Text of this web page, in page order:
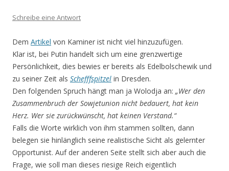
Schreibe eine Antwort
Dem Artikel von Kaminer ist nicht viel hinzuzufügen.
Klar ist, bei Putin handelt sich um eine grenzwertige
Persönlichkeit, dies bewies er bereits als Edelbolschewik und
zu seiner Zeit als Schefffspitzel in Dresden.
Den folgenden Spruch hängt man ja Wolodja an: „Wer den
Zusammenbruch der Sowjetunion nicht bedauert, hat kein
Herz. Wer sie zurückwünscht, hat keinen Verstand.“
Falls die Worte wirklich von ihm stammen sollten, dann
belegen sie hinlänglich seine realistische Sicht als gelernter
Opportunist. Auf der anderen Seite stellt sich aber auch die
Frage, wie soll man dieses riesige Reich eigentlich